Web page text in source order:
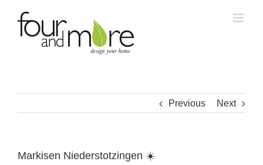
content
Previous Next
Markisen Niederstotzingen ☀️